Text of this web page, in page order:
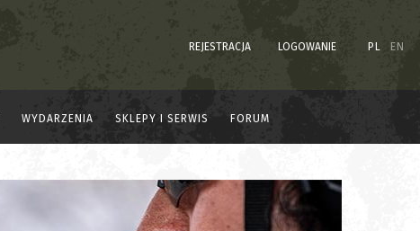
REJESTRACJA LOGOWANIE PL EN
WYDARZENIA SKLEPY I SERWIS FORUM